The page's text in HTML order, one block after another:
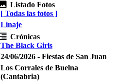
Listado Fotos
[ Todas las fotos ]
Linaje
Crónicas
The Black Girls
24/06/2026 - Fiestas de San Juan
Los Corrales de Buelna
(Cantabria)